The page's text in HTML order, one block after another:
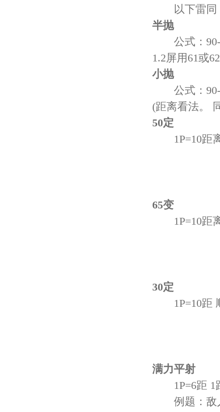
以下雷同
半抛
公式：90-
1.2屏用61或
小抛
公式：90-
(距离看法。
50定
1P=10距离
65变
1P=10距离
30定
1P=10距
满力平射
1P=6距 1距
例题：敌人